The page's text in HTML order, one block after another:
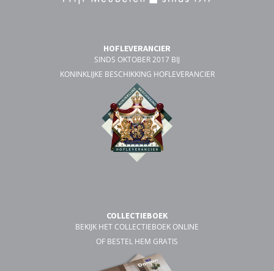
HOFLEVERANCIER
SINDS OKTOBER 2017 BIJ
KONINKLIJKE BESCHIKKING HOFLEVERANCIER
COLLECTIEBOEK
BEKIJK HET COLLECTIEBOEK ONLINE
OF BESTEL HEM GRATIS